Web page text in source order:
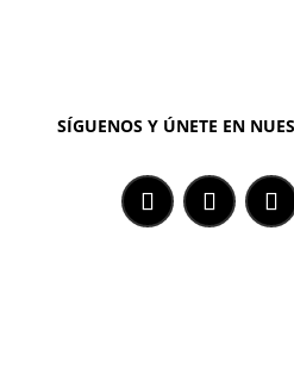
SÍGUENOS Y ÚNETE EN